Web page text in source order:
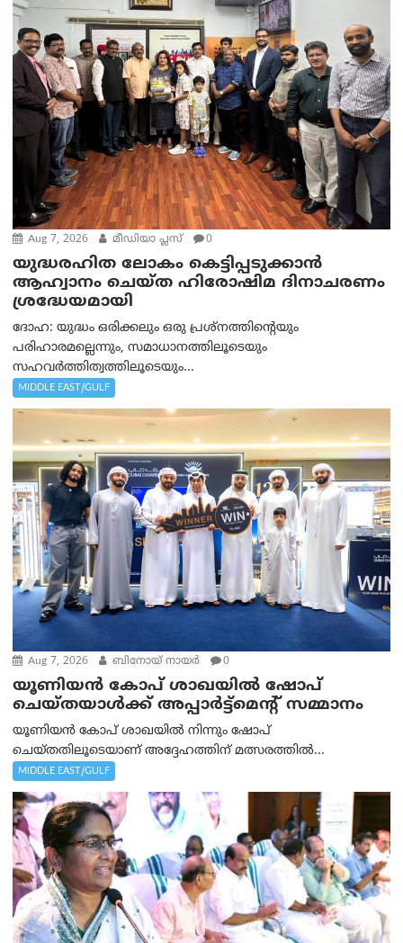
Aug 7, 2026 മീഡിയാ പ്ലസ് 0
യുദ്ധരഹിത ലോകം കെട്ടിപ്പടുക്കാന്‍
ആഹ്വാനം ചെയ്ത ഹിരോഷിമ ദിനാചരണം
ശ്രദ്ധേയമായി
ദോഹ: യുദ്ധം ഒരിക്കലും ഒരു പ്രശ്‌നത്തിന്റെയും
പരിഹാരമല്ലെന്നും, സമാധാനത്തിലൂടെയും
സഹവര്‍ത്തിത്വത്തിലൂടെയും...
MIDDLE EAST/GULF
Aug 7, 2026 ബിനോയ് നായര്‍ 0
യൂണിയൻ കോപ് ശാഖയിൽ ഷോപ്
ചെയ്തയാൾക്ക് അപ്പാർട്ട്മെന്റ് സമ്മാനം
യൂണിയൻ കോപ് ശാഖയിൽ നിന്നും ഷോപ്
ചെയ്തതിലൂടെയാണ് അദ്ദേഹത്തിന് മത്സരത്തിൽ...
MIDDLE EAST/GULF